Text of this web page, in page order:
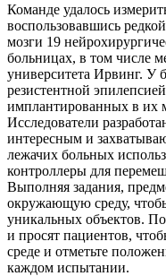
Команде удалось
воспользовавшись
мозги 19
больницах, в том числе
университета Ирвинг. У
резистентной
имплантированных в их
Исследователи
интересным и
лежачих больных
контроллеры для
Выполняя задания,
окружающую среду,
уникальных объектов.
и просят пациентов,
среде и отметьте
каждом испытании.